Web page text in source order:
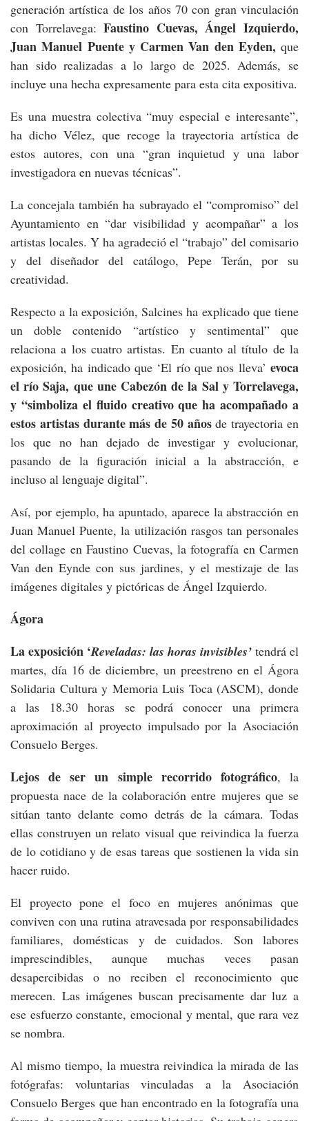
generación artística de los años 70 con gran vinculación
con Torrelavega:Faustino Cuevas, Ángel Izquierdo,
Juan Manuel Puente y Carmen Van den Eyden, que
han sido realizadas a lo largo de 2025. Además, se
incluye una hecha expresamente para esta cita expositiva.
Es una muestra colectiva “muy especial e interesante”,
ha dicho Vélez, que recoge la trayectoria artística de
estos autores, con una “gran inquietud y una labor
investigadora en nuevas técnicas”.
La concejala también ha subrayado el “compromiso” del
Ayuntamiento en “dar visibilidad y acompañar” a los
artistas locales. Y ha agradeció el “trabajo” del comisario
y del diseñador del catálogo, Pepe Terán, por su
creatividad.
Respecto a la exposición, Salcines ha explicado que tiene
un doble contenido “artístico y sentimental” que
relaciona a los cuatro artistas. En cuanto al título de la
exposición, ha indicado que ‘El río que nos lleva’ evoca
el río Saja, que une Cabezón de la Sal y Torrelavega,
y “simboliza el fluido creativo que ha acompañado a
estos artistas durante más de 50 añosde trayectoria en
los que no han dejado de investigar y evolucionar,
pasando de la figuración inicial a la abstracción, e
incluso al lenguaje digital”.
Así, por ejemplo, ha apuntado, aparece la abstracción en
Juan Manuel Puente, la utilización rasgos tan personales
del collage en Faustino Cuevas, la fotografía en Carmen
Van den Eynde con sus jardines, y el mestizaje de las
imágenes digitales y pictóricas de Ángel Izquierdo.
Ágora
La exposición ‘Reveladas: las horas invisibles’ tendrá el
martes, día 16 de diciembre, un preestreno en el Ágora
Solidaria Cultura y Memoria Luis Toca (ASCM), donde
a las 18.30 horas se podrá conocer una primera
aproximación al proyecto impulsado por la Asociación
Consuelo Berges.
Lejos de ser un simple recorrido fotográfico, la
propuesta nace de la colaboración entre mujeres que se
sitúan tanto delante como detrás de la cámara. Todas
ellas construyen un relato visual que reivindica la fuerza
de lo cotidiano y de esas tareas que sostienen la vida sin
hacer ruido.
El proyecto pone el foco en mujeres anónimas que
conviven con una rutina atravesada por responsabilidades
familiares, domésticas y de cuidados. Son labores
imprescindibles, aunque muchas veces pasan
desapercibidas o no reciben el reconocimiento que
merecen. Las imágenes buscan precisamente dar luz a
ese esfuerzo constante, emocional y mental, que rara vez
se nombra.
Al mismo tiempo, la muestra reivindica la mirada de las
fotógrafas: voluntarias vinculadas a la Asociación
Consuelo Berges que han encontrado en la fotografía una